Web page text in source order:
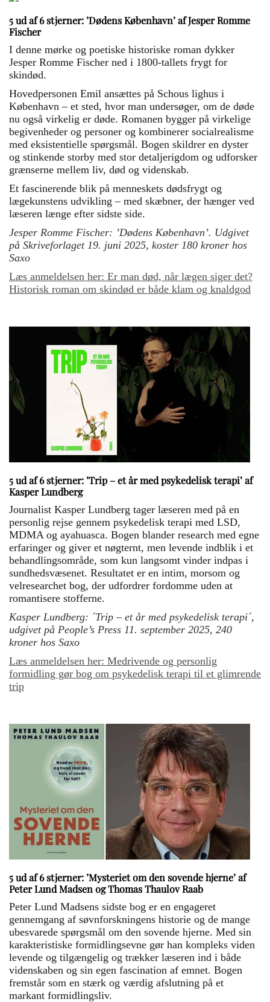
5 ud af 6 stjerner: ’Dødens København’ af Jesper Romme
Fischer
I denne mørke og poetiske historiske roman dykker
Jesper Romme Fischer ned i 1800-tallets frygt for
skindød.
Hovedpersonen Emil ansættes på Schous lighus i
København – et sted, hvor man undersøger, om de døde
nu også virkelig er døde. Romanen bygger på virkelige
begivenheder og personer og kombinerer socialrealisme
med eksistentielle spørgsmål. Bogen skildrer en dyster
og stinkende storby med stor detaljerigdom og udforsker
grænserne mellem liv, død og videnskab.
Et fascinerende blik på menneskets dødsfrygt og
lægekunstens udvikling – med skæbner, der hænger ved
læseren længe efter sidste side.
Jesper Romme Fischer: ’Dødens København’. Udgivet
på Skriveforlaget 19. juni 2025, koster 180 kroner hos
Saxo
Læs anmeldelsen her: Er man død, når lægen siger det?
Historisk roman om skindød er både klam og knaldgod
5 ud af 6 stjerner: ’Trip – et år med psykedelisk terapi’ af
Kasper Lundberg
Journalist Kasper Lundberg tager læseren med på en
personlig rejse gennem psykedelisk terapi med LSD,
MDMA og ayahuasca. Bogen blander research med egne
erfaringer og giver et nøgternt, men levende indblik i et
behandlingsområde, som kun langsomt vinder indpas i
sundhedsvæsenet. Resultatet er en intim, morsom og
velresearchet bog, der udfordrer fordomme uden at
romantisere stofferne.
Kasper Lundberg: ´Trip – et år med psykedelisk terapi´,
udgivet på People’s Press 11. september 2025, 240
kroner hos Saxo
Læs anmeldelsen her: Medrivende og personlig
formidling gør bog om psykedelisk terapi til et glimrende
trip
5 ud af 6 stjerner: ’Mysteriet om den sovende hjerne’ af
Peter Lund Madsen og Thomas Thaulov Raab
Peter Lund Madsens sidste bog er en engageret
gennemgang af søvnforskningens historie og de mange
ubesvarede spørgsmål om den sovende hjerne. Med sin
karakteristiske formidlingsevne gør han kompleks viden
levende og tilgængelig og trækker læseren ind i både
videnskaben og sin egen fascination af emnet. Bogen
fremstår som en stærk og værdig afslutning på et
markant formidlingsliv.